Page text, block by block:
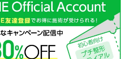
した医療サービス・販売する医
様へのアンケートの送受信及び
ため
いたアクセス履歴、閲覧記録等に